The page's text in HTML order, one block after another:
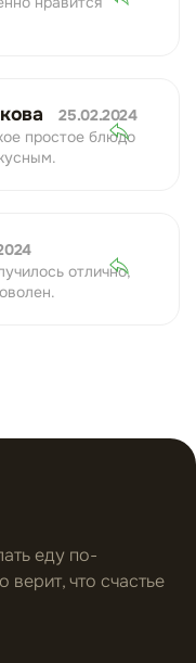
25.02.2024
простое блюдо
отлично,
еду по-
что счастье